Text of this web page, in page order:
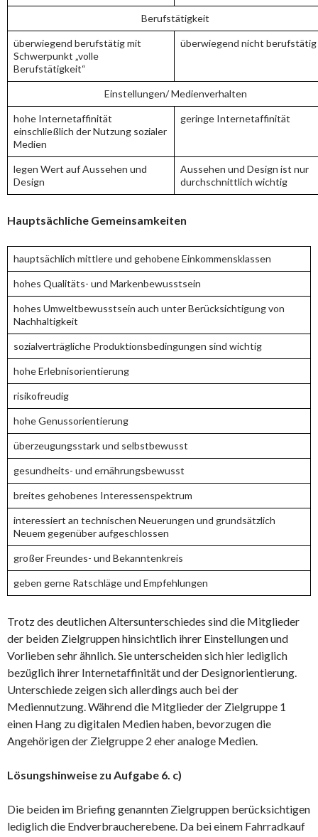
Berufstätigkeit
überwiegend berufstätig mit
Schwerpunkt „volle
Berufstätigkeit“
überwiegend nicht berufstätig
Einstellungen/ Medienverhalten
hohe Internetaffinität
einschließlich der Nutzung sozialer
Medien
geringe Internetaffinität
legen Wert auf Aussehen und
Design
Aussehen und Design ist nur
durchschnittlich wichtig
Hauptsächliche Gemeinsamkeiten
hauptsächlich mittlere und gehobene Einkommensklassen
hohes Qualitäts- und Markenbewusstsein
hohes Umweltbewusstsein auch unter Berücksichtigung von
Nachhaltigkeit
sozialverträgliche Produktionsbedingungen sind wichtig
hohe Erlebnisorientierung
risikofreudig
hohe Genussorientierung
überzeugungsstark und selbstbewusst
gesundheits- und ernährungsbewusst
breites gehobenes Interessenspektrum
interessiert an technischen Neuerungen und grundsätzlich
Neuem gegenüber aufgeschlossen
großer Freundes- und Bekanntenkreis
geben gerne Ratschläge und Empfehlungen
Trotz des deutlichen Altersunterschiedes sind die Mitglieder
der beiden Zielgruppen hinsichtlich ihrer Einstellungen und
Vorlieben sehr ähnlich. Sie unterscheiden sich hier lediglich
bezüglich ihrer Internetaffinität und der Designorientierung.
Unterschiede zeigen sich allerdings auch bei der
Mediennutzung. Während die Mitglieder der Zielgruppe 1
einen Hang zu digitalen Medien haben, bevorzugen die
Angehörigen der Zielgruppe 2 eher analoge Medien.
Lösungshinweise zu Aufgabe 6. c)
Die beiden im Briefing genannten Zielgruppen berücksichtigen
lediglich die Endverbraucherebene. Da bei einem Fahrradkauf